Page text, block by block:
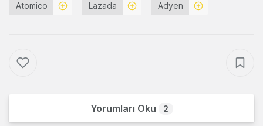
Atomico Lazada Adyen
Yorumları Oku 2